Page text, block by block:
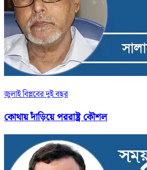
জুলাই বিপ্লবের দুই বছর
কোথায় দাঁড়িয়ে পররাষ্ট্র কৌশল